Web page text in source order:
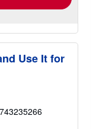
Use It for